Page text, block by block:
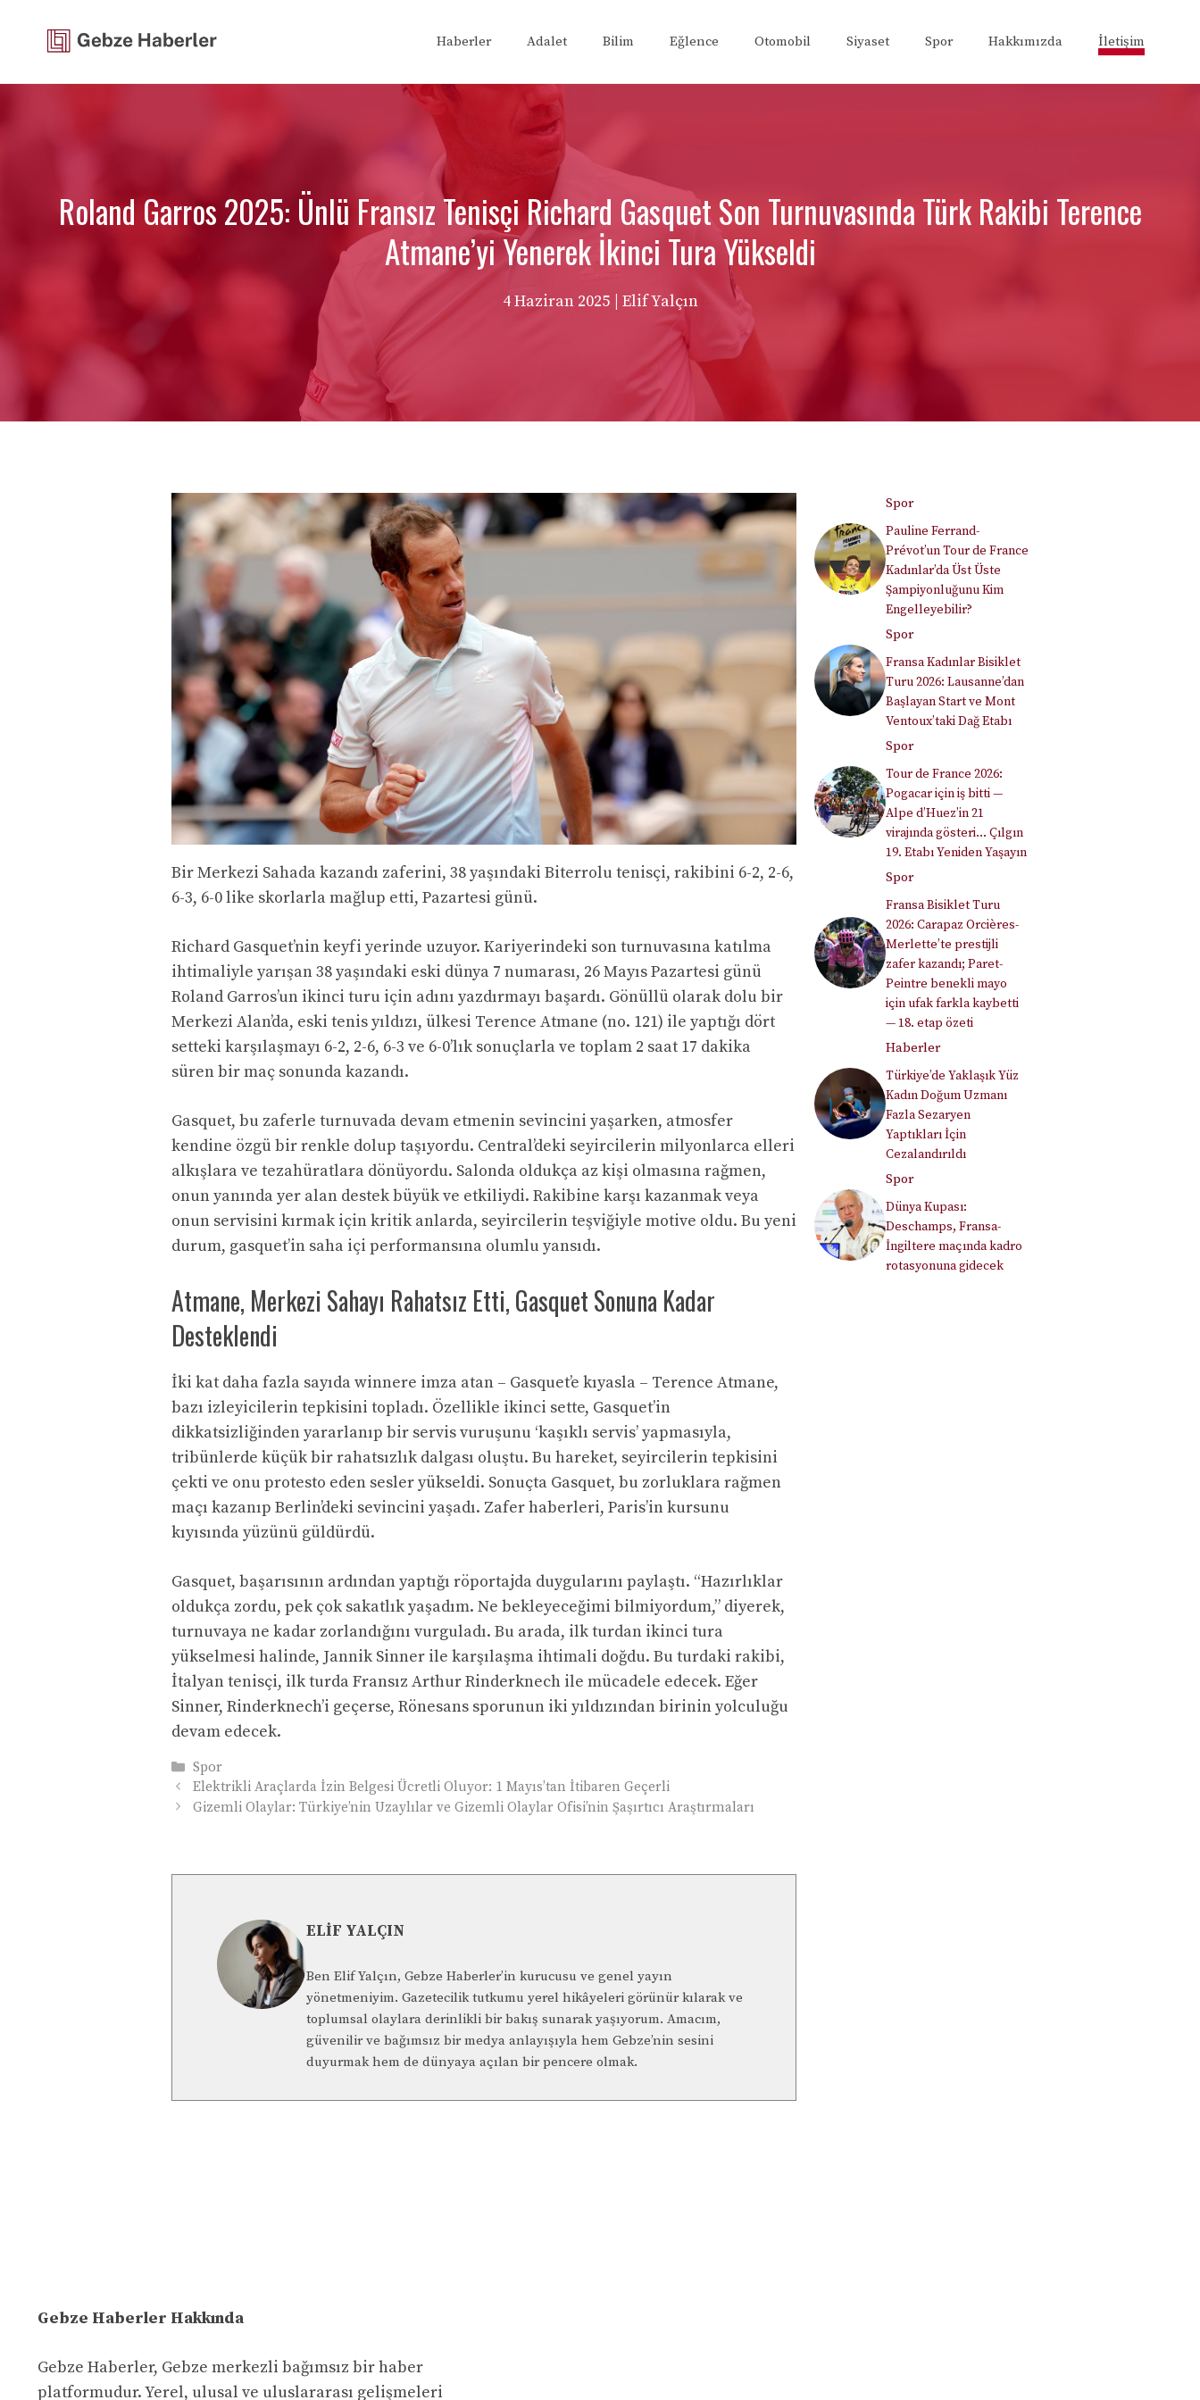
Haberler Adalet Bilim Eğlence Otomobil Siyaset Spor Hakkımızda İletişim
Roland Garros 2025: Ünlü Fransız Tenisçi Richard Gasquet Son Turnuvasında Türk Rakibi Terence
Atmane’yi Yenerek İkinci Tura Yükseldi
4 Haziran 2025 | Elif Yalçın
Bir Merkezi Sahada kazandı zaferini, 38 yaşındaki Biterrolu tenisçi, rakibini 6-2, 2-6,
6-3, 6-0 like skorlarla mağlup etti, Pazartesi günü.
Richard Gasquet’nin keyfi yerinde uzuyor. Kariyerindeki son turnuvasına katılma
ihtimaliyle yarışan 38 yaşındaki eski dünya 7 numarası, 26 Mayıs Pazartesi günü
Roland Garros’un ikinci turu için adını yazdırmayı başardı. Gönüllü olarak dolu bir
Merkezi Alan’da, eski tenis yıldızı, ülkesi Terence Atmane (no. 121) ile yaptığı dört
setteki karşılaşmayı 6-2, 2-6, 6-3 ve 6-0’lık sonuçlarla ve toplam 2 saat 17 dakika
süren bir maç sonunda kazandı.
Gasquet, bu zaferle turnuvada devam etmenin sevincini yaşarken, atmosfer
kendine özgü bir renkle dolup taşıyordu. Central’deki seyircilerin milyonlarca elleri
alkışlara ve tezahüratlara dönüyordu. Salonda oldukça az kişi olmasına rağmen,
onun yanında yer alan destek büyük ve etkiliydi. Rakibine karşı kazanmak veya
onun servisini kırmak için kritik anlarda, seyircilerin teşviğiyle motive oldu. Bu yeni
durum, gasquet’in saha içi performansına olumlu yansıdı.
Atmane, Merkezi Sahayı Rahatsız Etti, Gasquet Sonuna Kadar
Desteklendi
İki kat daha fazla sayıda winnere imza atan – Gasquet’e kıyasla – Terence Atmane,
bazı izleyicilerin tepkisini topladı. Özellikle ikinci sette, Gasquet’in
dikkatsizliğinden yararlanıp bir servis vuruşunu ‘kaşıklı servis’ yapmasıyla,
tribünlerde küçük bir rahatsızlık dalgası oluştu. Bu hareket, seyircilerin tepkisini
çekti ve onu protesto eden sesler yükseldi. Sonuçta Gasquet, bu zorluklara rağmen
maçı kazanıp Berlin’deki sevincini yaşadı. Zafer haberleri, Paris’in kursunu
kıyısında yüzünü güldürdü.
Gasquet, başarısının ardından yaptığı röportajda duygularını paylaştı. “Hazırlıklar
oldukça zordu, pek çok sakatlık yaşadım. Ne bekleyeceğimi bilmiyordum,” diyerek,
turnuvaya ne kadar zorlandığını vurguladı. Bu arada, ilk turdan ikinci tura
yükselmesi halinde, Jannik Sinner ile karşılaşma ihtimali doğdu. Bu turdaki rakibi,
İtalyan tenisçi, ilk turda Fransız Arthur Rinderknech ile mücadele edecek. Eğer
Sinner, Rinderknech’i geçerse, Rönesans sporunun iki yıldızından birinin yolculuğu
devam edecek.
Kategoriler
Spor
Elektrikli Araçlarda İzin Belgesi Ücretli Oluyor: 1 Mayıs’tan İtibaren Geçerli
Gizemli Olaylar: Türkiye’nin Uzaylılar ve Gizemli Olaylar Ofisi’nin Şaşırtıcı Araştırmaları
ELIF YALÇIN
Ben Elif Yalçın, Gebze Haberler’in kurucusu ve genel yayın
yönetmeniyim. Gazetecilik tutkumu yerel hikâyeleri görünür kılarak ve
toplumsal olaylara derinlikli bir bakış sunarak yaşıyorum. Amacım,
güvenilir ve bağımsız bir medya anlayışıyla hem Gebze’nin sesini
duyurmak hem de dünyaya açılan bir pencere olmak.
Spor
Pauline Ferrand-
Prévot’un Tour de France
Kadınlar’da Üst Üste
Şampiyonluğunu Kim
Engelleyebilir?
Spor
Fransa Kadınlar Bisiklet
Turu 2026: Lausanne’dan
Başlayan Start ve Mont
Ventoux’taki Dağ Etabı
Spor
Tour de France 2026:
Pogacar için iş bitti —
Alpe d’Huez’in 21
virajında gösteri… Çılgın
19. Etabı Yeniden Yaşayın
Spor
Fransa Bisiklet Turu
2026: Carapaz Orcières-
Merlette’te prestijli
zafer kazandı; Paret-
Peintre benekli mayo
için ufak farkla kaybetti
— 18. etap özeti
Haberler
Türkiye’de Yaklaşık Yüz
Kadın Doğum Uzmanı
Fazla Sezaryen
Yaptıkları İçin
Cezalandırıldı
Spor
Dünya Kupası:
Deschamps, Fransa-
İngiltere maçında kadro
rotasyonuna gidecek
Gebze Haberler Hakkında
Gebze Haberler, Gebze merkezli bağımsız bir haber
platformudur. Yerel, ulusal ve uluslararası gelişmeleri